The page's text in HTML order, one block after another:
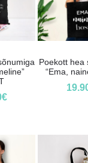
€
Poekott hea
“Ema,